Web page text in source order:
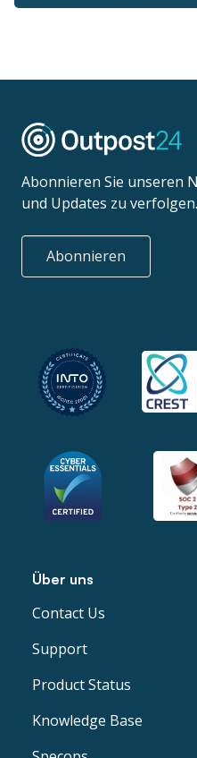
Abonnieren Sie unseren
und Updates zu verfolgen.
Abonnieren
Über uns
Contact Us
Support
Product Status
Knowledge Base